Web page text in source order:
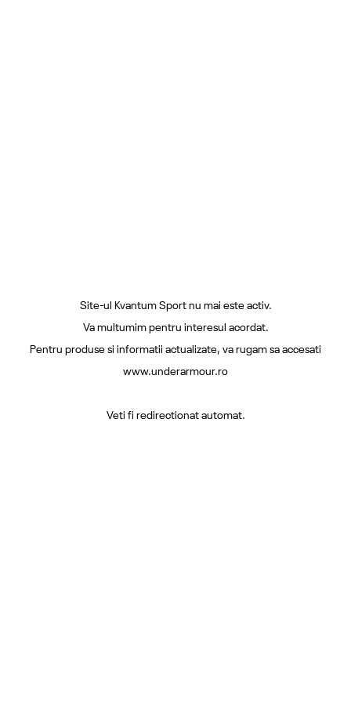
Site-ul Kvantum Sport nu mai este activ.
Va multumim pentru interesul acordat.
Pentru produse si informatii actualizate, va rugam sa accesati
www.underarmour.ro
Veti fi redirectionat automat.